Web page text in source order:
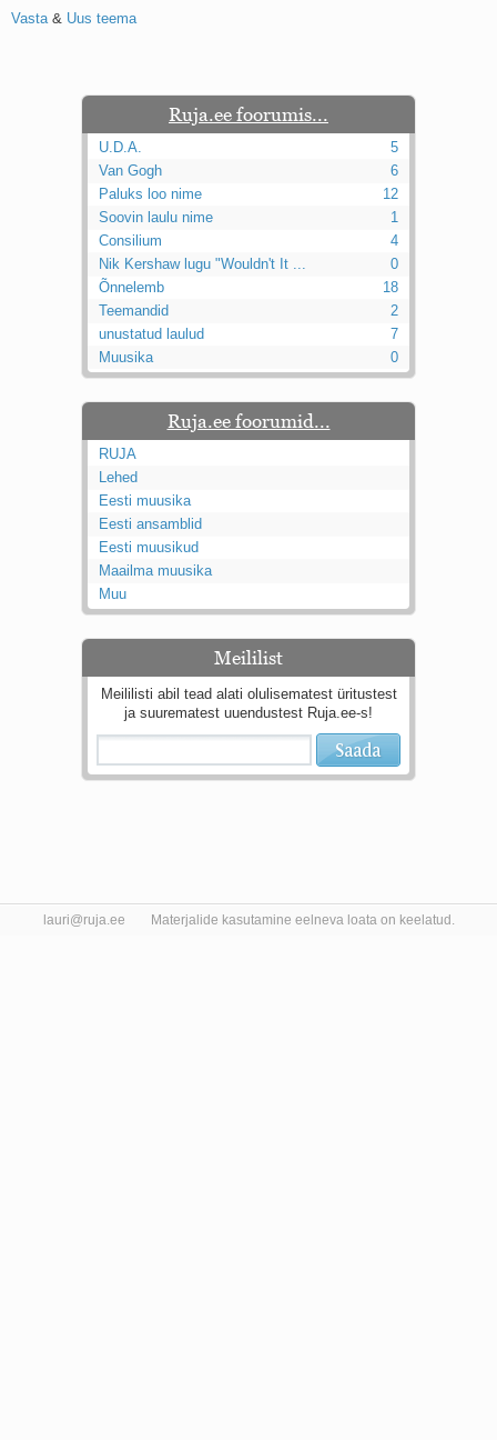
Vasta& Uus teema
Ruja.ee foorumis...
U.D.A.
5
Van Gogh
6
Paluks loo nime
12
Soovin laulu nime
1
Consilium
4
Nik Kershaw lugu "Wouldn't It ...
0
Õnnelemb
18
Teemandid
2
unustatud laulud
7
Muusika
0
Ruja.ee foorumid...
RUJA
Lehed
Eesti muusika
Eesti ansamblid
Eesti muusikud
Maailma muusika
Muu
Meililist
Meililisti abil tead alati olulisematest üritustest
ja suurematest uuendustest Ruja.ee-s!
lauri@ruja.ee Materjalide kasutamine eelneva loata on keelatud.